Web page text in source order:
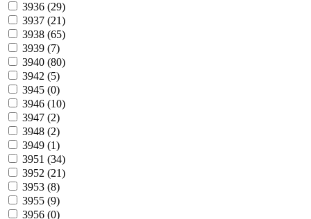
3936 (29)
3937 (21)
3938 (65)
3939 (7)
3940 (80)
3942 (5)
3945 (0)
3946 (10)
3947 (2)
3948 (2)
3949 (1)
3951 (34)
3952 (21)
3953 (8)
3955 (9)
3956 (0)